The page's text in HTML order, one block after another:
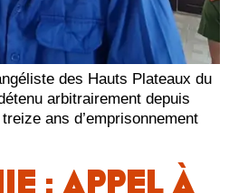
des Hauts Plateaux du
arbitrairement depuis
ans d’emprisonnement
: APPEL À